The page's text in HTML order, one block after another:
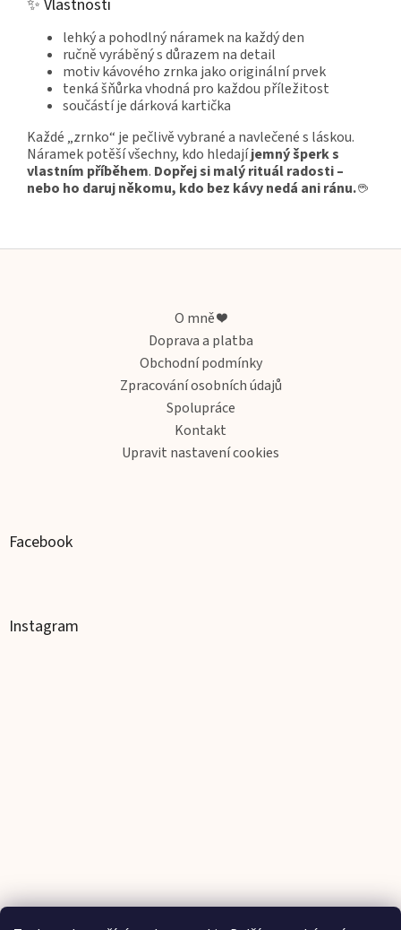
✨ Vlastnosti
lehký a pohodlný náramek na každý den
ručně vyráběný s důrazem na detail
motiv kávového zrnka jako originální prvek
tenká šňůrka vhodná pro každou příležitost
součástí je dárková kartička
Každé „zrnko“ je pečlivě vybrané a navlečené s láskou.
Náramek potěší všechny, kdo hledajíjemný šperk s
vlastním příběhem. Dopřej si malý rituál radosti –
nebo ho daruj někomu, kdo bez kávy nedá ani ránu.☕
Z
O mně ❤️
Doprava a platba
Obchodní podmínky
Zpracování osobních údajů
Spolupráce
Kontakt
Upravit nastavení cookies
Facebook
Instagram